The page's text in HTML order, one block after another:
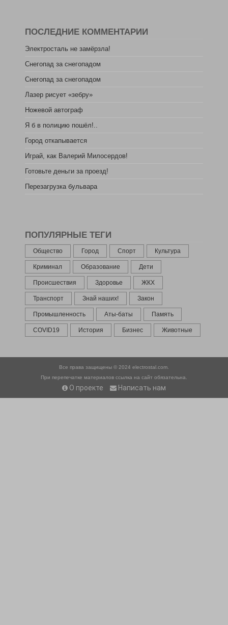
ПОСЛЕДНИЕ КОММЕНТАРИИ
Электросталь не замёрзла!
Снегопад за снегопадом
Снегопад за снегопадом
Лазер рисует «зебру»
Ножевой автограф
Я б в полицию пошёл!..
Город откапывается
Играй, как Валерий Милосердов!
Готовьте деньги за проезд!
Перезагрузка бульвара
ПОПУЛЯРНЫЕ ТЕГИ
Общество Город Спорт Культура
Криминал Образование Дети
Происшествия Здоровье ЖКХ
Транспорт Знай наших! Закон
Промышленность Аты-баты Память
COVID19 История Бизнес Животные
Все права защищены © 2024 electrostal.com.
При перепечатке материалов ссылка на сайт обязательна.
О проекте Написать нам